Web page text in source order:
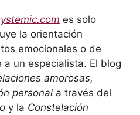
es solo
la orientación
emocionales o de
un especialista. El blog
amorosas,
personal a través del
y la Constelación